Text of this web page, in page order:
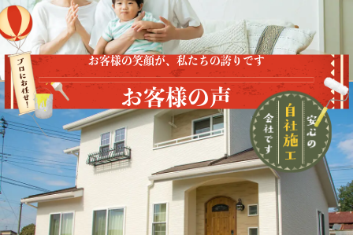
お客様の笑顔が、私たちの誇りです
お客様の声